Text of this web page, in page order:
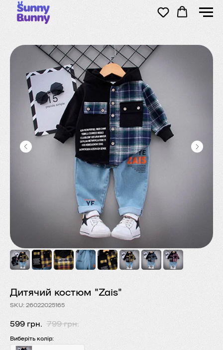
Дитячий костюм "Zais"
SKU: 26022025165
599 грн. 799 грн.
Виберіть колір: